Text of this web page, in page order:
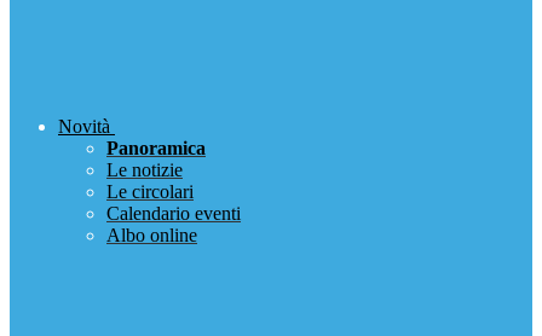
Novità
Panoramica
Le notizie
Le circolari
Calendario eventi
Albo online